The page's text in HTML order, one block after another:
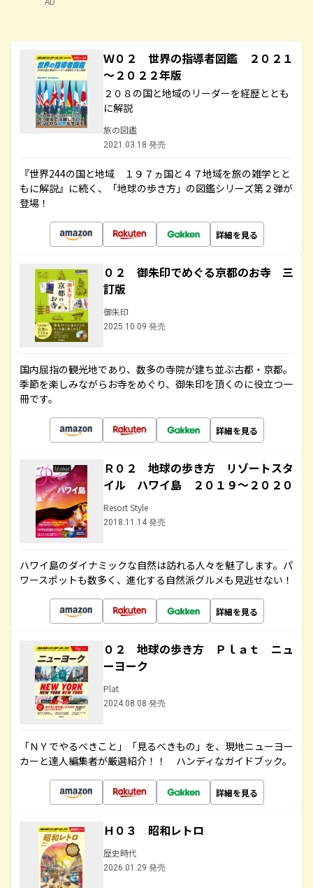
Ｗ０２ 世界の指導者図鑑 ２０２１
～２０２２年版
２０８の国と地域のリーダーを経歴ととも
に解説
旅の図鑑
2021.03.18 発売
『世界244の国と地域 １９７ヵ国と４７地域を旅の雑学とと
もに解説』に続く、「地球の歩き方」の図鑑シリーズ第２弾が
登場！
詳細を見る
０２ 御朱印でめぐる京都のお寺 三
訂版
御朱印
2025.10.09 発売
国内屈指の観光地であり、数多の寺院が建ち並ぶ古都・京都。
季節を楽しみながらお寺をめぐり、御朱印を頂くのに役立つ一
冊です。
詳細を見る
Ｒ０２ 地球の歩き方 リゾートスタ
イル ハワイ島 ２０１９～２０２０
Resort Style
2018.11.14 発売
ハワイ島のダイナミックな自然は訪れる人々を魅了します。パ
ワースポットも数多く、進化する自然派グルメも見逃せない！
詳細を見る
０２ 地球の歩き方 Ｐｌａｔ ニュ
ーヨーク
Plat
2024.08.08 発売
「ＮＹでやるべきこと」「見るべきもの」を、現地ニューヨー
カーと達人編集者が厳選紹介！！ ハンディなガイドブック。
詳細を見る
Ｈ０３ 昭和レトロ
歴史時代
2026.01.29 発売